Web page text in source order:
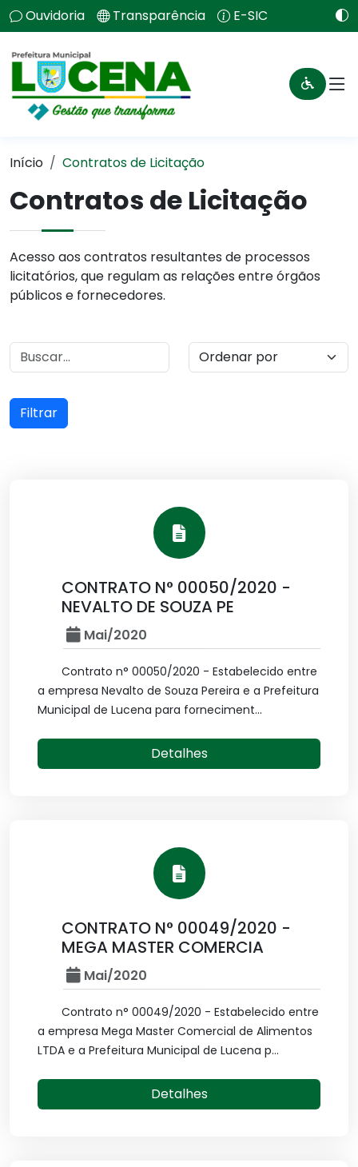
Ouvidoria Transparência E-SIC
Início Contratos de Licitação
Contratos de Licitação
Acesso aos contratos resultantes de processos
licitatórios, que regulam as relações entre órgãos
públicos e fornecedores.
Filtrar
CONTRATO N° 00050/2020 -
NEVALTO DE SOUZA PE
Mai/2020
Contrato n° 00050/2020 - Estabelecido entre
a empresa Nevalto de Souza Pereira e a Prefeitura
Municipal de Lucena para forneciment...
Detalhes
CONTRATO N° 00049/2020 -
MEGA MASTER COMERCIA
Mai/2020
Contrato n° 00049/2020 - Estabelecido entre
a empresa Mega Master Comercial de Alimentos
LTDA e a Prefeitura Municipal de Lucena p...
Detalhes